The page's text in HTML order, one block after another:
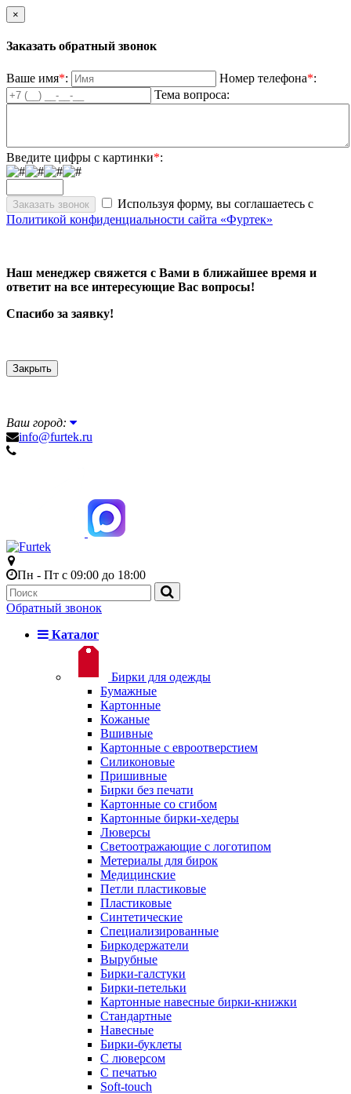
×
Заказать обратный звонок
Ваше имя*: Номер телефона*:
Тема вопроса:
Введите цифры с картинки*:
Используя форму, вы соглашаетесь с
Политикой конфиденциальности сайта «Фуртек»
Наш менеджер свяжется с Вами в ближайшее время и
ответит на все интересующие Вас вопросы!
Спасибо за заявку!
Закрыть
Ваш город:
info@furtek.ru
Пн - Пт с 09:00 до 18:00
Обратный звонок
Каталог
Бирки для одежды
Бумажные
Картонные
Кожаные
Вшивные
Картонные с евроотверстием
Силиконовые
Пришивные
Бирки без печати
Картонные со сгибом
Картонные бирки-хедеры
Люверсы
Светоотражающие с логотипом
Метериалы для бирок
Медицинские
Петли пластиковые
Пластиковые
Синтетические
Специализированные
Биркодержатели
Вырубные
Бирки-галстуки
Бирки-петельки
Картонные навесные бирки-книжки
Стандартные
Навесные
Бирки-буклеты
С люверсом
С печатью
Soft-touch